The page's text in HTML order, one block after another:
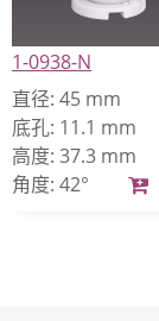
1-0938-N
直径: 45 mm
底孔: 11.1 mm
高度: 37.3 mm
角度: 42°